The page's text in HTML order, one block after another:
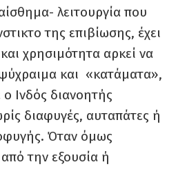
λειτουργία που
της επιβίωσης, έχει
χρησιμότητα αρκεί να
ψύχραιμα και «κατάματα»,
Ινδός διανοητής
διαφυγές, αυταπάτες ή
Όταν όμως
από την εξουσία ή